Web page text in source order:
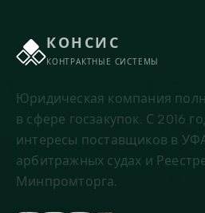
КОНСИС
КОНТРАКТНЫЕ СИСТЕМЫ
Юридическая компания
в сфере госзакупок. С 2016
интересы поставщиков в
арбитражных судах и
Минпромторга.